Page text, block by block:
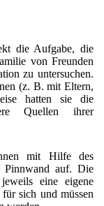
die Aufgabe, die
von Freunden
zu untersuchen.
(z. B. mit Eltern,
hatten sie die
Quellen ihrer
mit Hilfe des
Pinnwand auf. Die
eine eigene
sich und müssen